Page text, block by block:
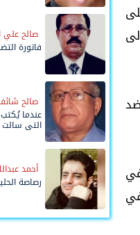
إلى
صالح علي
فاتورة
صالح
عندما يُكتب
التي سالت
أحمد
رصاصة